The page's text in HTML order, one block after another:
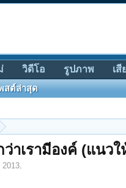
าเรามีองค์ (แนวใ
.
>
สต์ล่าสุด
วิดีโอ รูปภาพ เสี